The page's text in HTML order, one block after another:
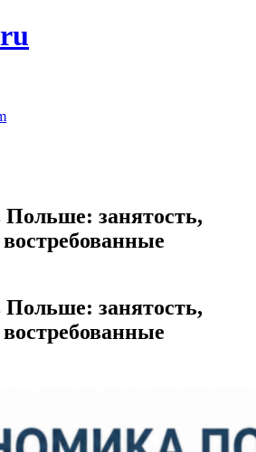
занятость,
занятость,